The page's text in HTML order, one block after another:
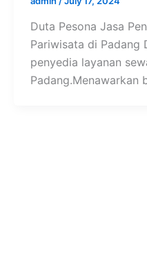
Duta Pesona Jasa
Pariwisata di Padang
penyedia layanan
Padang.Menawarkan